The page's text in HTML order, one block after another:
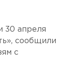
30 апреля
сообщили
с